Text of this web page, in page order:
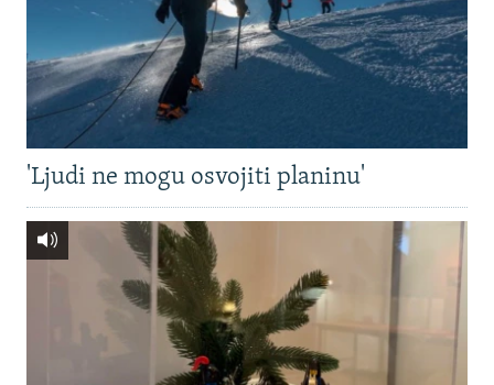
'Ljudi ne mogu osvojiti planinu'